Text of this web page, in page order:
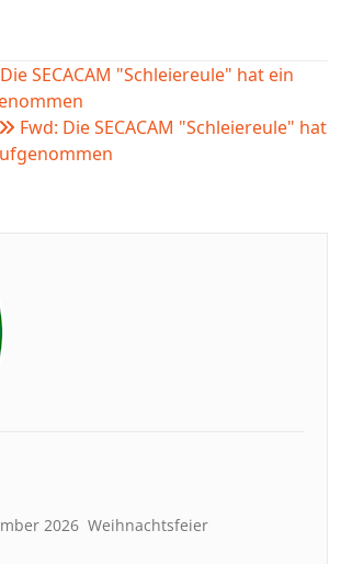
SECACAM "Schleiereule" hat ein
Fwd: Die SECACAM "Schleiereule" hat
2026 Weihnachtsfeier